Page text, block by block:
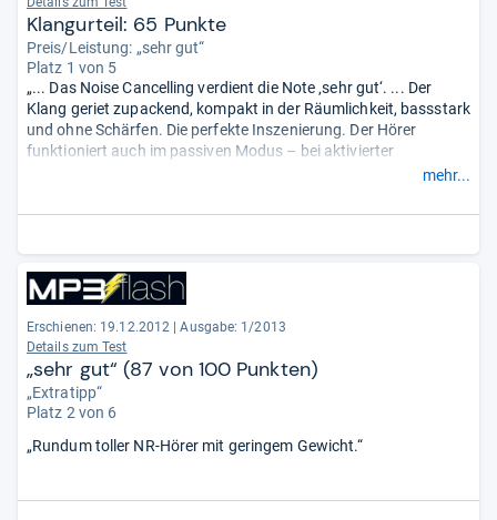
Weiteren ein Ladegerät für den beigelegten Akku mit Lithium-
Ionen-Technik und eine elegante Tragetasche.
Klangurteil: 65 Punkte
Preis/Leistung: „sehr gut“
Platz 1 von 5
„... Das Noise Cancelling verdient die Note ‚sehr gut‘. ... Der
Klang geriet zupackend, kompakt in der Räumlichkeit, bassstark
und ohne Schärfen. Die perfekte Inszenierung. Der Hörer
funktioniert auch im passiven Modus – bei aktivierter
Geräuschdämmung ist außer einem Hintergrundrauschenmehr...
Erschienen: 19.12.2012
Ausgabe: 1/2013
Details zum Test
„sehr gut“ (87 von 100 Punkten)
„Extratipp“
Platz 2 von 6
„Rundum toller NR-Hörer mit geringem Gewicht.“